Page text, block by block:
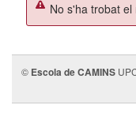
No s'ha trobat el
© Escola de CAMINS